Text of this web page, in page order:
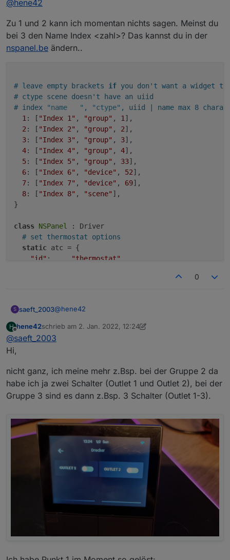
Script oder auf eine andere Art und Weise?
Habt ihr schon die "Thermostat Page" mit eine
Kann man die Outlet Bezeichnungen
Danke.
@hene42
Zu 1 und 2 kann ich momentan nichts sagen. Meinst du
bei 3 den Name Index <zahl>? Das kannst du in der
nspanel.be ändern..
# leave empty brackets if you don't want a widget
# ctype scene doesn't have an uiid
# index
"name   " , "ctype" , uiid | name max 8
1: [ "Index 1" , "group" , 1],
2: [ "Index 2" , "group" , 2],
3: [ "Index 3" , "group" , 3],
4: [ "Index 4" , "group" , 4],
5: [ "Index 5" , "group" , 33],
6: [ "Index 6" , "device" , 52],
7: [ "Index 7" , "device" , 69],
8: [ "Index 8" , "scene" ],
}
class NSPanel : Driver
# set thermostat options
static atc = {
"id" : "thermostat"
0
S saeft_2003@hene42
Zu 1 und 2 kann ich momentan nichts sagen.
Meinst du bei 3 den Name Index <zahl>? Das
# ctype scene doesn't have an uiid
# index "name   ", "ctype", uiid | name
  1: ["Index 1", "group", 1],
  2: ["Index 2", "group", 2],
  4: ["Index 4", "group", 4],
  5: ["Index 5", "group", 33],
  6: ["Index 6", "device", 52],
  7: ["Index 7", "device", 69],
  8: ["Index 8", "scene"],
  # set thermostat options
  static atc = {
    "id":     "thermostat",
H
Offline
hene42schrieb am 2. Jan. 2022, 12:24
zuletzt editiert von hene421. Feb. 2022, 13:26
@saeft_2003
Hi,
nicht ganz, ich meine mehr z.Bsp. bei der Gruppe 2 da
habe ich ja zwei Schalter (Outlet 1 und Outlet 2), bei der
Gruppe 3 sind es dann z.Bsp. 3 Schalter (Outlet 1-3).